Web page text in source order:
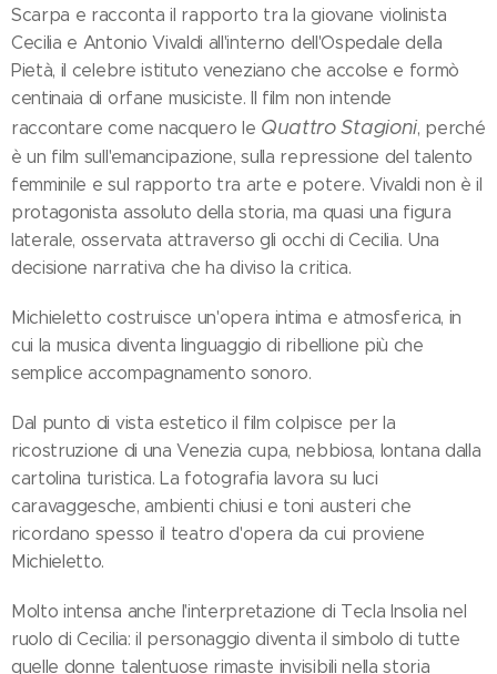
Scarpa e racconta il rapporto tra la giovane violinista
Cecilia e Antonio Vivaldi all'interno dell'Ospedale della
Pietà, il celebre istituto veneziano che accolse e formò
centinaia di orfane musiciste. Il film non intende
raccontare come nacquero le Quattro Stagioni, perché
è un film sull'emancipazione, sulla repressione del talento
femminile e sul rapporto tra arte e potere. Vivaldi non è il
protagonista assoluto della storia, ma quasi una figura
laterale, osservata attraverso gli occhi di Cecilia. Una
decisione narrativa che ha diviso la critica.
Michieletto costruisce un'opera intima e atmosferica, in
cui la musica diventa linguaggio di ribellione più che
semplice accompagnamento sonoro.
Dal punto di vista estetico il film colpisce per la
ricostruzione di una Venezia cupa, nebbiosa, lontana dalla
cartolina turistica. La fotografia lavora su luci
caravaggesche, ambienti chiusi e toni austeri che
ricordano spesso il teatro d'opera da cui proviene
Michieletto.
Molto intensa anche l'interpretazione di Tecla Insolia nel
ruolo di Cecilia: il personaggio diventa il simbolo di tutte
quelle donne talentuose rimaste invisibili nella storia